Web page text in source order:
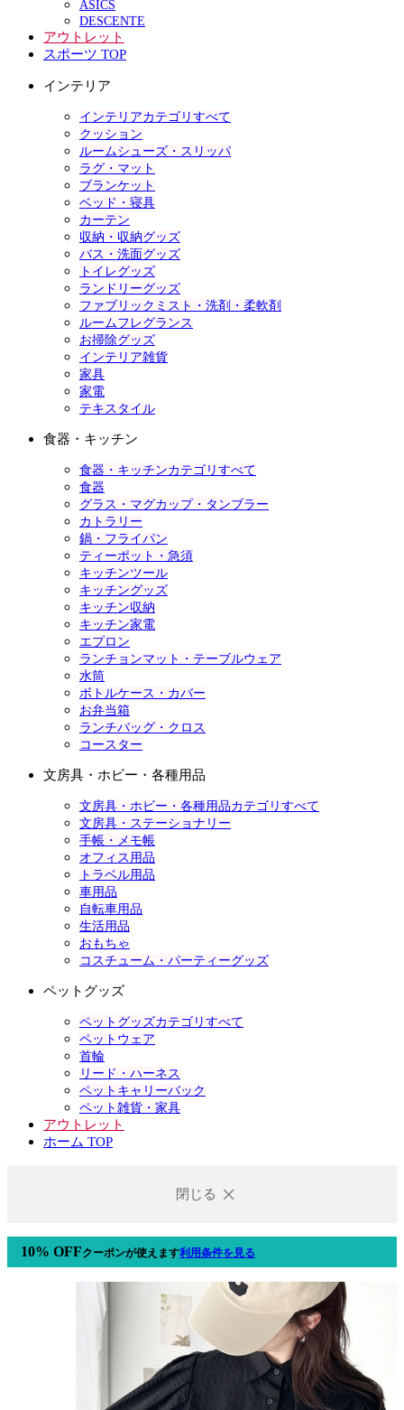
ASICS
DESCENTE
アウトレット
スポーツ TOP
インテリア
インテリアカテゴリすべて
クッション
ルームシューズ・スリッパ
ラグ・マット
ブランケット
ベッド・寝具
カーテン
収納・収納グッズ
バス・洗面グッズ
トイレグッズ
ランドリーグッズ
ファブリックミスト・洗剤・柔軟剤
ルームフレグランス
お掃除グッズ
インテリア雑貨
家具
家電
テキスタイル
食器・キッチン
食器・キッチンカテゴリすべて
食器
グラス・マグカップ・タンブラー
カトラリー
鍋・フライパン
ティーポット・急須
キッチンツール
キッチングッズ
キッチン収納
キッチン家電
エプロン
ランチョンマット・テーブルウェア
水筒
ボトルケース・カバー
お弁当箱
ランチバッグ・クロス
コースター
文房具・ホビー・各種用品
文房具・ホビー・各種用品カテゴリすべて
文房具・ステーショナリー
手帳・メモ帳
オフィス用品
トラベル用品
車用品
自転車用品
生活用品
おもちゃ
コスチューム・パーティーグッズ
ペットグッズ
ペットグッズカテゴリすべて
ペットウェア
首輪
リード・ハーネス
ペットキャリーバック
ペット雑貨・家具
アウトレット
ホーム TOP
閉じる
10% OFFクーポンが使えます利用条件を見る